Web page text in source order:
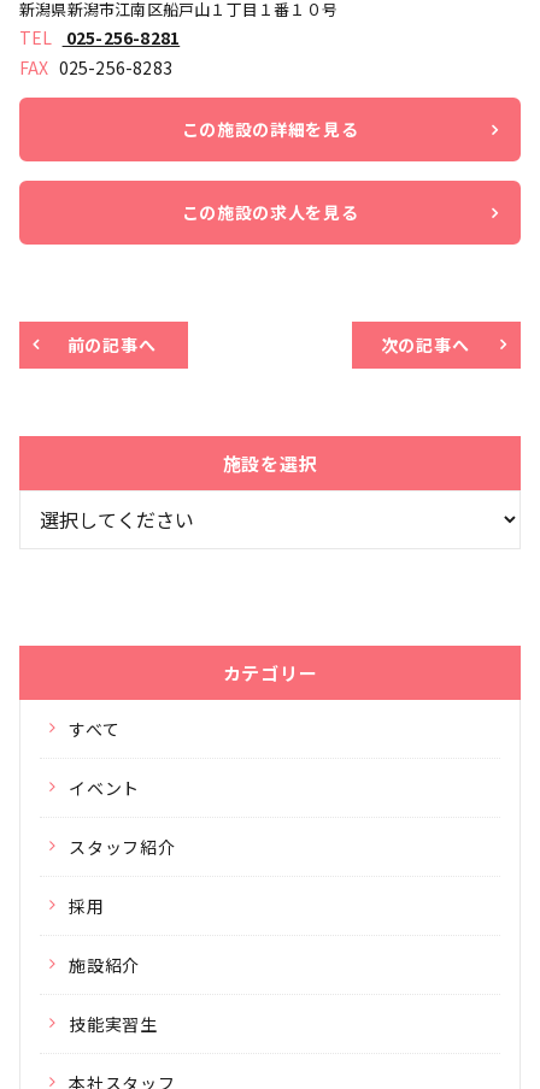
新潟県新潟市江南区船戸山１丁目１番１０号
025-256-8281
025-256-8283
この施設の詳細を見る
この施設の求人を見る
前の記事へ 次の記事へ
施設を選択
カテゴリー
すべて
イベント
スタッフ紹介
採用
施設紹介
技能実習生
本社スタッフ